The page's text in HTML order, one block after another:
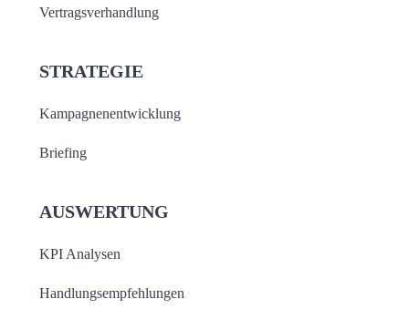
Vertragsverhandlung
STRATEGIE
Kampagnenentwicklung
Briefing
AUSWERTUNG
KPI Analysen
Handlungsempfehlungen